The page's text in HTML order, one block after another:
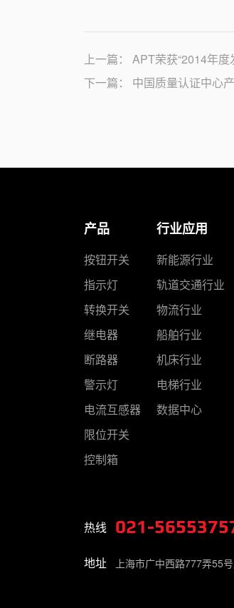
上一篇：
APT荣获“2014年度
下一篇：
中国质量认证中心
产品
按钮开关
指示灯
转换开关
继电器
断路器
警示灯
电流互感器
限位开关
控制箱
行业应用
新能源行业
轨道交通行业
物流行业
船舶行业
机床行业
电梯行业
数据中心
热线 021-
地址 上海市广中西路777弄55